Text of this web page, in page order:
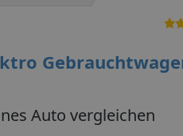
Auto vergleichen